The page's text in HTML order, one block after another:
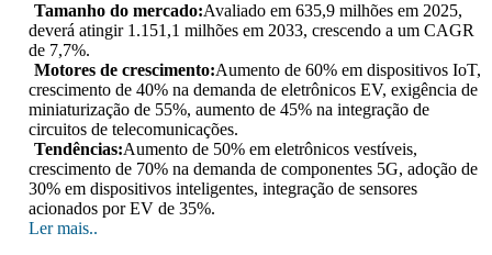
Tamanho do mercado:Avaliado em 635,9 milhões em 2025,
deverá atingir 1.151,1 milhões em 2033, crescendo a um CAGR
de 7,7%.
Motores de crescimento:Aumento de 60% em dispositivos IoT,
crescimento de 40% na demanda de eletrônicos EV, exigência de
miniaturização de 55%, aumento de 45% na integração de
circuitos de telecomunicações.
Tendências:Aumento de 50% em eletrônicos vestíveis,
crescimento de 70% na demanda de componentes 5G, adoção de
30% em dispositivos inteligentes, integração de sensores
acionados por EV de 35%.
Ler mais..